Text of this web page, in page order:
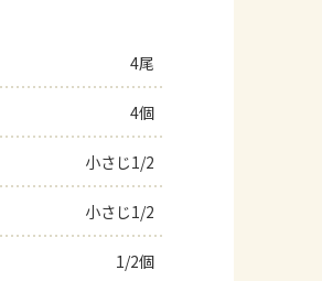
よくあるお問い合わせ
お買い物
4尾
4個
小さじ1/2
小さじ1/2
1/2個